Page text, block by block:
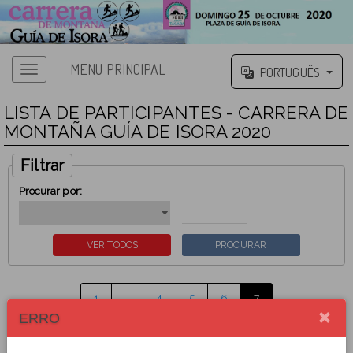
MENU PRINCIPAL PORTUGUÊS
LISTA DE PARTICIPANTES - CARRERA DE
MONTAÑA GUÍA DE ISORA 2020
Filtrar
Procurar por:
1 … 4 5 6 7
PARTICIPANTE QUOTA CATEGORIA
ERRO